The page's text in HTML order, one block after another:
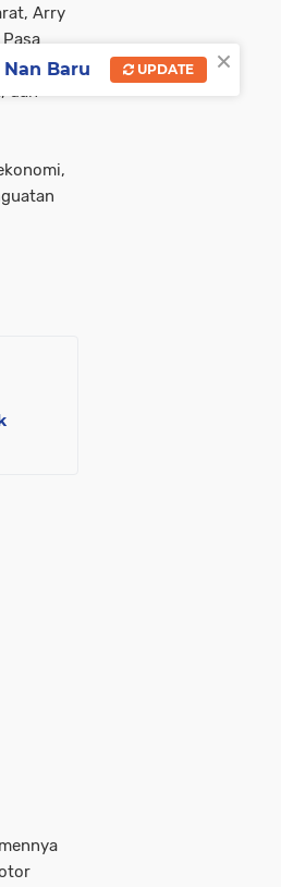
Arry
dan
×
Nan Baru UPDATE